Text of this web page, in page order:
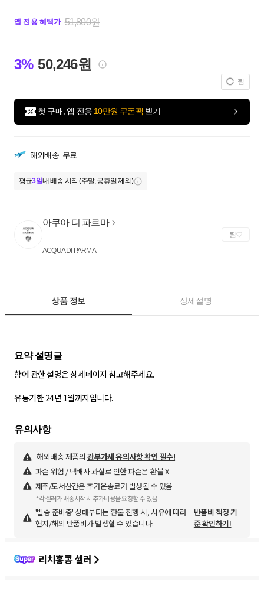
앱 전용 혜택가 51,800원
3% 50,246원
찜
첫 구매, 앱 전용 10만원 쿠폰팩 받기
해외배송 무료
평균3일내 배송 시작 (주말, 공휴일 제외)
아쿠아 디 파르마
ACQUA DI PARMA
찜
상품 정보 상세설명
요약 설명글
향에 관한 설명은 상세페이지 참고해주세요.
유의사항
해외배송 제품의 관부가세 유의사항 확인 필수!
파손 위험 / 택배사 과실로 인한 파손은 환불 X
제주/도서산간은 추가운송료가 발생될 수 있음
*각 셀러가 배송시작 시 추가비용을 요청할 수 있음
'발송 준비중' 상태부터는 환불 진행 시, 사유에 따라
현지/해외 반품비가 발생할 수 있습니다.
반품비 책정 기
준 확인하기!
리치홍콩 셀러